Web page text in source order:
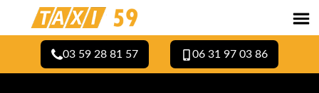
03 59 28 81 57 06 31 97 03 86